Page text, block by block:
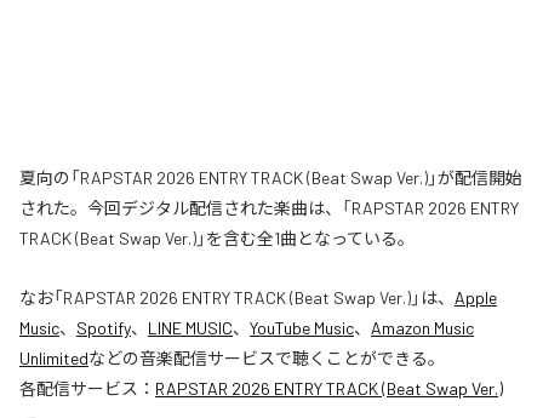
夏向の「RAPSTAR 2026 ENTRY TRACK (Beat Swap Ver.)」が配信開始
された。今回デジタル配信された楽曲は、「RAPSTAR 2026 ENTRY
TRACK (Beat Swap Ver.)」を含む全1曲となっている。
なお「RAPSTAR 2026 ENTRY TRACK (Beat Swap Ver.)」は、 Apple
Music、 Spotify、 LINE MUSIC、 YouTube Music、 Amazon Music
Unlimitedなどの音楽配信サービスで聴くことができる。
各配信サービス： RAPSTAR 2026 ENTRY TRACK (Beat Swap Ver.)